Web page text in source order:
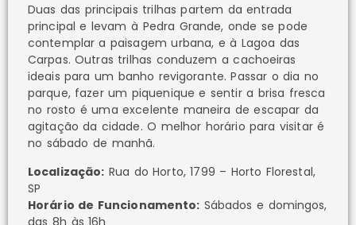
Duas das principais trilhas partem da entrada
principal e levam à Pedra Grande, onde se pode
contemplar a paisagem urbana, e à Lagoa das
Carpas. Outras trilhas conduzem a cachoeiras
ideais para um banho revigorante. Passar o dia no
parque, fazer um piquenique e sentir a brisa fresca
no rosto é uma excelente maneira de escapar da
agitação da cidade. O melhor horário para visitar é
no sábado de manhã.
Localização: Rua do Horto, 1799 – Horto Florestal,
SP
Horário de Funcionamento: Sábados e domingos,
das 8h às 16h